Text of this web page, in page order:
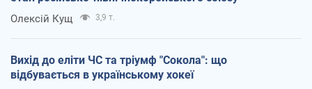
Олексій Кущ 3,9 т.
Вихід до еліти ЧС та тріумф "Сокола": що
відбувається в українському хокеї